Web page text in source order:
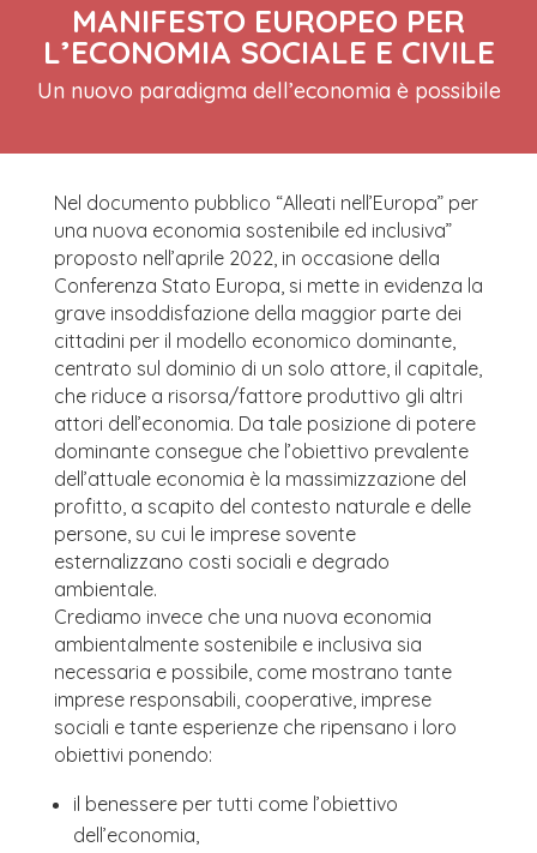
MANIFESTO EUROPEO PER
L’ECONOMIA SOCIALE E CIVILE
Un nuovo paradigma dell’economia è possibile
Nel documento pubblico “Alleati nell’Europa” per
una nuova economia sostenibile ed inclusiva”
proposto nell’aprile 2022, in occasione della
Conferenza Stato Europa, si mette in evidenza la
grave insoddisfazione della maggior parte dei
cittadini per il modello economico dominante,
centrato sul dominio di un solo attore, il capitale,
che riduce a risorsa/fattore produttivo gli altri
attori dell’economia. Da tale posizione di potere
dominante consegue che l’obiettivo prevalente
dell’attuale economia è la massimizzazione del
profitto, a scapito del contesto naturale e delle
persone, su cui le imprese sovente
esternalizzano costi sociali e degrado
ambientale.
Crediamo invece che una nuova economia
ambientalmente sostenibile e inclusiva sia
necessaria e possibile, come mostrano tante
imprese responsabili, cooperative, imprese
sociali e tante esperienze che ripensano i loro
obiettivi ponendo:
il benessere per tutti come l’obiettivo
dell’economia,